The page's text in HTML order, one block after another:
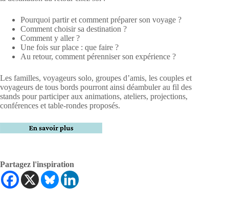
Pourquoi partir et comment préparer son voyage ?
Comment choisir sa destination ?
Comment y aller ?
Une fois sur place : que faire ?
Au retour, comment pérenniser son expérience ?
Les familles, voyageurs solo, groupes d’amis, les couples et
voyageurs de tous bords pourront ainsi déambuler au fil des
stands pour participer aux animations, ateliers, projections,
conférences et table-rondes proposés.
Partagez l'inspiration